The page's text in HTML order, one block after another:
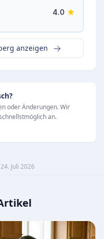
4.0
anzeigen
oder Änderungen. Wir
an.
Juli 2026